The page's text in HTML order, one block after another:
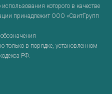
которого в качестве
принадлежит ООО «СвитГрупп
в порядке, установленном
РФ.